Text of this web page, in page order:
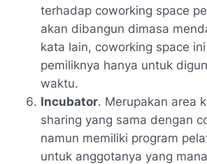
terhadap coworking space
akan dibangun dimasa
kata lain, coworking space
pemiliknya hanya untuk
waktu.
Incubator. Merupakan area
sharing yang sama dengan
namun memiliki program
untuk anggotanya yang